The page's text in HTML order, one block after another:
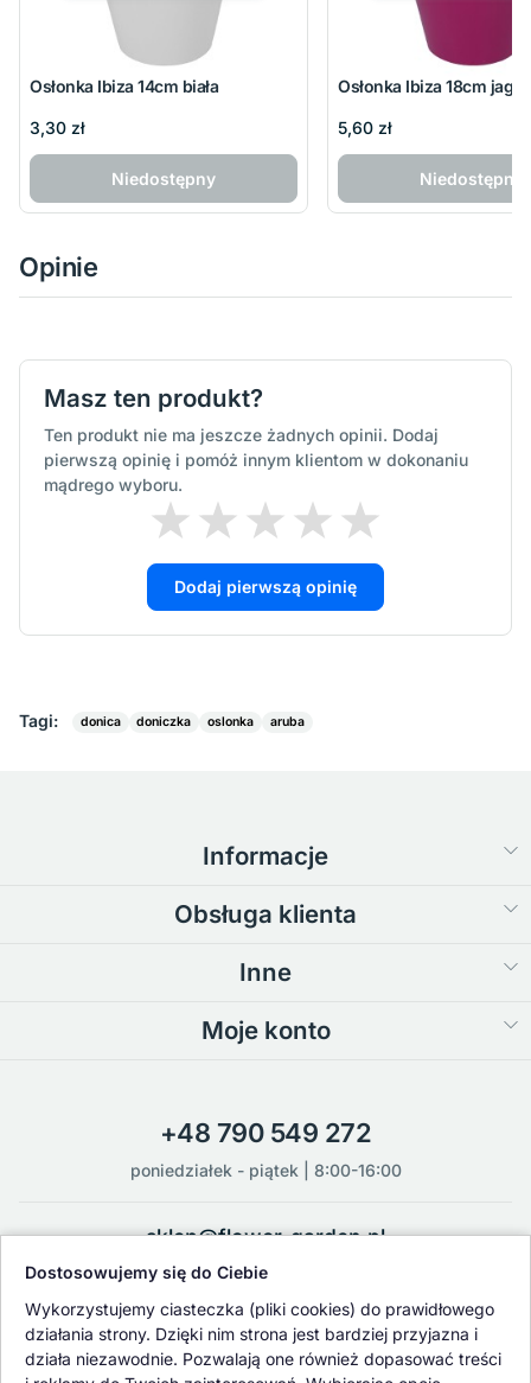
Osłonka Ibiza 14cm biała
3,30 zł
Niedostępny
Osłonka Ibiza 18cm
5,60 zł
Niedostępny
Opinie
Masz ten produkt?
Ten produkt nie ma jeszcze żadnych opinii. Dodaj
pierwszą opinię i pomóż innym klientom w dokonaniu
mądrego wyboru.
Dodaj pierwszą opinię
Tagi: donica doniczka oslonka aruba
Informacje
Obsługa klienta
Inne
Moje konto
+48 790 549 272
poniedziałek - piątek | 8:00-16:00
sklep@flower-garden.pl
Oferowane przez nas rośliny i nasiona podlegają regularnej ścisłej
kontroli jakości oraz kontroli zdrowotnej przeprowadzanej przez
wykwalifikowane osoby z Państwowej Inspekcji Ochrony Roślin i
Nasiennictwa.
Dostosowujemy się do Ciebie
Wykorzystujemy ciasteczka (pliki cookies) do prawidłowego
działania strony. Dzięki nim strona jest bardziej przyjazna i
działa niezawodnie. Pozwalają one również dopasować treści